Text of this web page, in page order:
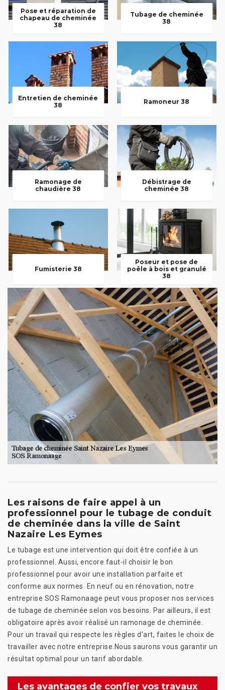
Pose et réparation de
chapeau de cheminée
38
Tubage de cheminée
38
Entretien de cheminée
38
Ramoneur 38
Ramonage de
chaudière 38
Débistrage de
cheminée 38
Fumisterie 38
Poseur et pose de
poêle à bois et granulé
38
Les raisons de faire appel à un
professionnel pour le tubage de conduit
de cheminée dans la ville de Saint
Nazaire Les Eymes
Le tubage est une intervention qui doit être confiée à un
professionnel. Aussi, encore faut-il choisir le bon
professionnel pour avoir une installation parfaite et
conforme aux normes. En neuf ou en rénovation, notre
entreprise SOS Ramonaage peut vous proposer nos services
de tubage de cheminée selon vos besoins. Par ailleurs, il est
obligatoire après avoir réalisé un ramonage de cheminée.
Pour un travail qui respecte les règles d’art, faites le choix de
travailler avec notre entreprise.Nous saurons vous garantir un
résultat optimal pour un tarif abordable.
Les avantages de confier vos travaux